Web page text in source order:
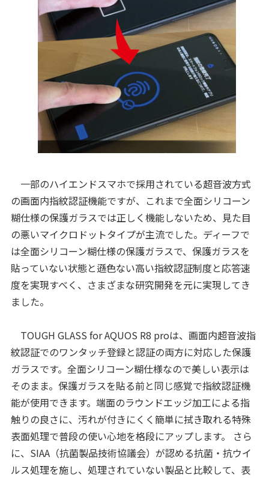
一部のハイエンドスマホで採用されている超音波方式
の画面内指紋認証機能ですが、これまで全面シリコーン
糊仕様の保護ガラスでは正しく機能しないため、見た目
の悪いマイクロドットタイプが主流でした。ディーフで
は全面シリコーン糊仕様の保護ガラスで、保護ガラスを
貼っていない状態と遜色ない高い指紋認証制度と応答速
度を実現すべく、さまざまな研究開発を元に実現してき
ました。
TOUGH GLASS for AQUOS R8 proは、画面内超音波指
紋認証でのワンタッチ登録と認証の両方に対応した保護
ガラスです。全面シリコーン糊仕様なので美しい表示は
そのまま。保護ガラスを貼る前と同じ感覚で指紋認証機
能が使用できます。端面のラウンドエッジ加工による指
触りの良さに、汚れが付きにくく簡単に拭き取れる特殊
表面処理で普段の使い心地を格段にアップします。 さら
に、SIAA（抗菌製品技術協議会）が認める抗菌・抗ウイ
ルス処理を施し、処理されていない製品と比較して、表